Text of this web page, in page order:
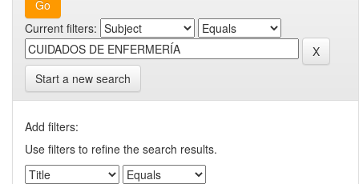
Current filters:
Start a new search
Add filters:
Use filters to refine the search results.